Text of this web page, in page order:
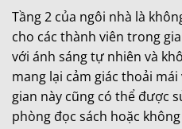
Tầng 2 của ngôi nhà là
cho các thành viên trong
với ánh sáng tự nhiên và
mang lại cảm giác thoải
gian này cũng có thể được
phòng đọc sách hoặc